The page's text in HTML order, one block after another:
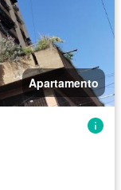
Apartamento